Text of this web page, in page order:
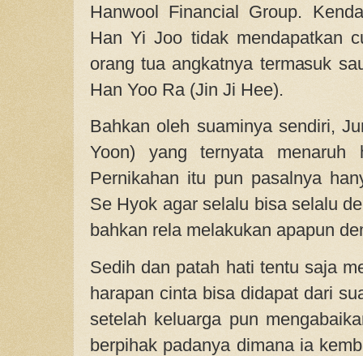
Hanwool Financial Group.
Han Yi Joo tidak mendapatkan
orang tua angkatnya termasuk
Han Yoo Ra (Jin Ji Hee).
Bahkan oleh suaminya sendiri,
Yoon) yang ternyata menaruh
Pernikahan itu pun pasalnya
Se Hyok agar selalu bisa selalu
bahkan rela melakukan apapun
Sedih dan patah hati tentu saja
harapan cinta bisa didapat dari
setelah keluarga pun
berpihak padanya dimana ia